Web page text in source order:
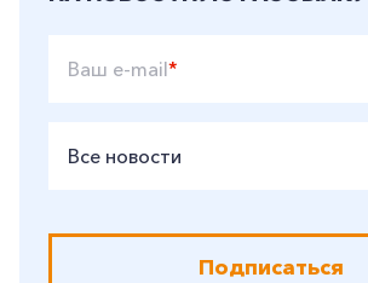
Ваш e-mail*
Все новости
Подписаться